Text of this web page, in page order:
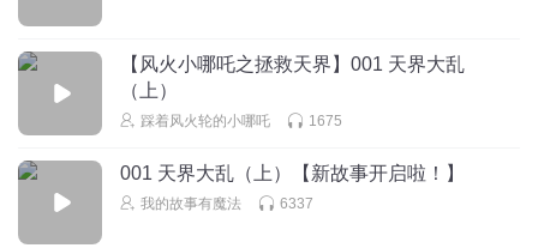
【风火小哪吒之拯救天界】001 天界大乱
（上）
踩着风火轮的小哪吒 1675
001 天界大乱（上）【新故事开启啦！】
我的故事有魔法 6337